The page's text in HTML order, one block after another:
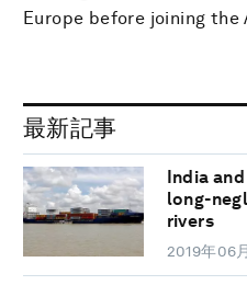
Europe before joining
最新記事
India
long-
rivers
2019年06